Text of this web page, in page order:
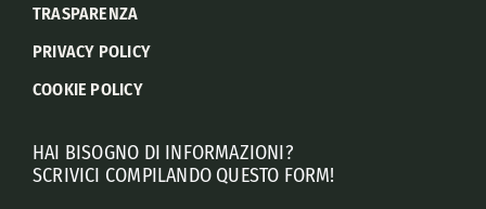
TRASPARENZA
PRIVACY POLICY
COOKIE POLICY
HAI BISOGNO DI INFORMAZIONI?
SCRIVICI COMPILANDO QUESTO FORM!